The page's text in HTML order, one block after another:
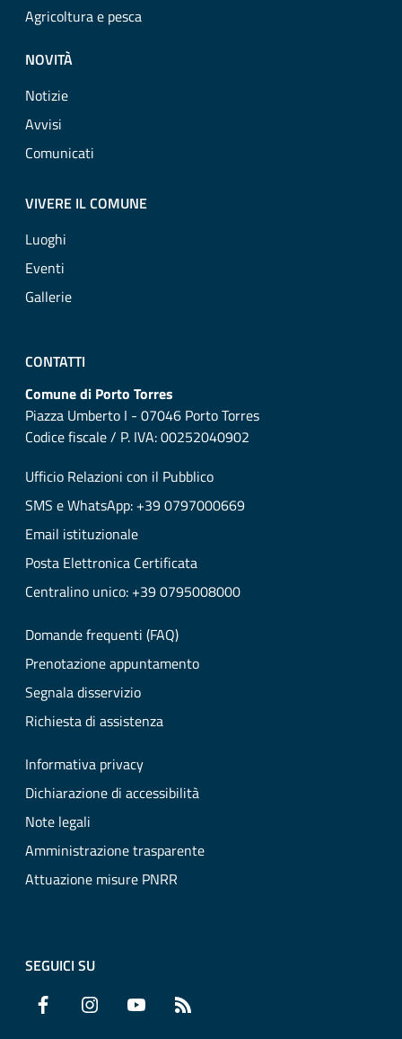
Agricoltura e pesca
NOVITÀ
Notizie
Avvisi
Comunicati
VIVERE IL COMUNE
Luoghi
Eventi
Gallerie
CONTATTI
Comune di Porto Torres
Piazza Umberto I - 07046 Porto Torres
Codice fiscale / P. IVA: 00252040902
Ufficio Relazioni con il Pubblico
SMS e WhatsApp: +39 0797000669
Email istituzionale
Posta Elettronica Certificata
Centralino unico: +39 0795008000
Domande frequenti (FAQ)
Prenotazione appuntamento
Segnala disservizio
Richiesta di assistenza
Informativa privacy
Dichiarazione di accessibilità
Note legali
Amministrazione trasparente
Attuazione misure PNRR
SEGUICI SU
Facebook Instagram YouTube